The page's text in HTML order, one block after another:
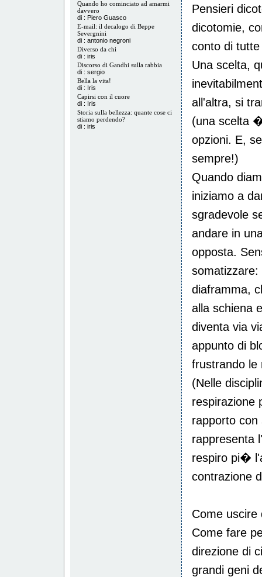
Quando ho cominciato ad amarmi
davvero
di : Piero Guasco
E-mail: il decalogo di Beppe
Severgnini
di : antonio negroni
Diverso da chi
di : iris
Discorso di Gandhi sulla rabbia
di : sergio
Bella la vita!
di : Iris
Capirsi con il cuore
di : Iris
Storia sulla bellezza: quante cose ci
stiamo perdendo?
di : iris
Pensieri
dicotomie,
conto di
Una scelta,
all'altra, si
(una scelta
opzioni. E,
sempre!)
Quando
iniziamo a
sgradevole
andare in
opposta.
diaframma,
alla schiena
diventa via
appunto di
frustrando le
(Nelle
respirazione
rapporto con
rappresenta
respiro pi�
contrazione
Come uscire
Come fare
direzione di
grandi geni